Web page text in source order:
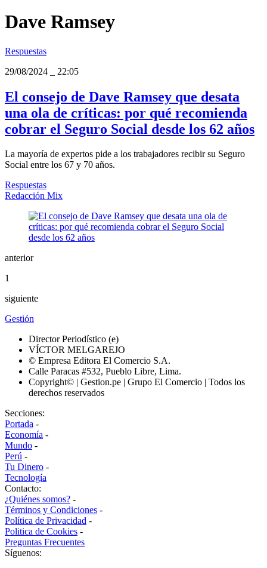
Dave Ramsey
Respuestas
29/08/2024
22:05
El consejo de Dave Ramsey que desata
una ola de críticas: por qué recomienda
cobrar el Seguro Social desde los 62 años
La mayoría de expertos pide a los trabajadores recibir su Seguro
Social entre los 67 y 70 años.
Respuestas
Redacción Mix
anterior
1
siguiente
Gestión
Director Periodístico (e)
VÍCTOR MELGAREJO
© Empresa Editora El Comercio S.A.
Calle Paracas #532, Pueblo Libre, Lima.
Copyright© | Gestion.pe | Grupo El Comercio | Todos los
derechos reservados
Secciones:
Portada -
Economía -
Mundo -
Perú -
Tu Dinero -
Tecnología
Contacto:
¿Quiénes somos? -
Términos y Condiciones -
Política de Privacidad -
Politica de Cookies -
Preguntas Frecuentes
Síguenos: